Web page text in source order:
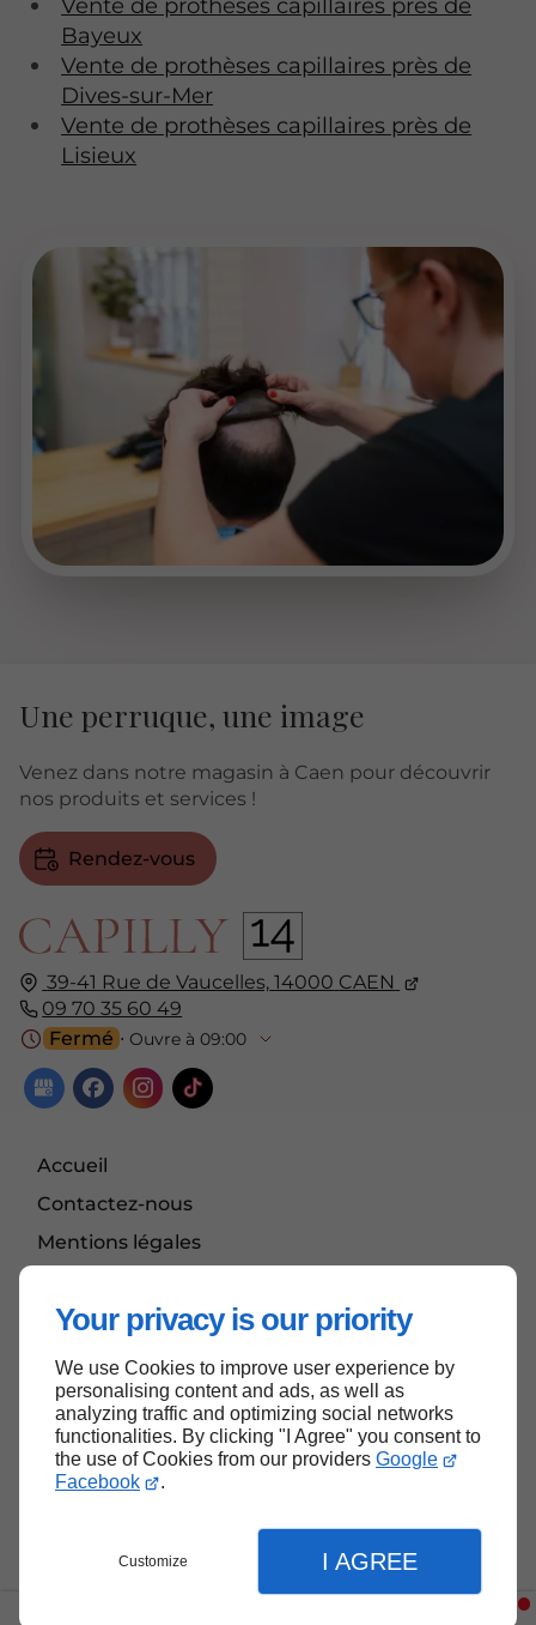
Your privacy is our priority
We use Cookies to improve user experience by
personalising content and ads, as well as
analyzing traffic and optimizing social networks
functionalities. By clicking "I Agree" you consent to
the use of Cookies from our providers Google
Facebook
.
Customize I AGREE
Vente de prothèses capillaires près de
Bayeux
Vente de prothèses capillaires près de
Dives-sur-Mer
Vente de prothèses capillaires près de
Lisieux
39-41 Rue de Vaucelles, 14000 CAEN
09 70 35 60 49
Fermé ⋅ Ouvre à 09:00
Accueil
Contactez-nous
Mentions légales
Une perruque, une image
Venez dans notre magasin à Caen pour découvrir
nos produits et services !
Rendez-vous
Haut de page